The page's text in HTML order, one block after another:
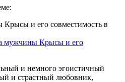
мужчины Крысы и его
и немного эгоистичный
и страстный любовник,